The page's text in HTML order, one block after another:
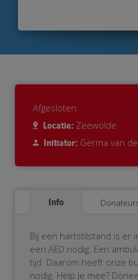
Afgesloten
Locatie: Zeewolde
Initiator: Germa van
Info
Bij een hartstilstand is er
een AED nodig. Een
tijd. Daarom heeft onze
nodig. Help je mee?